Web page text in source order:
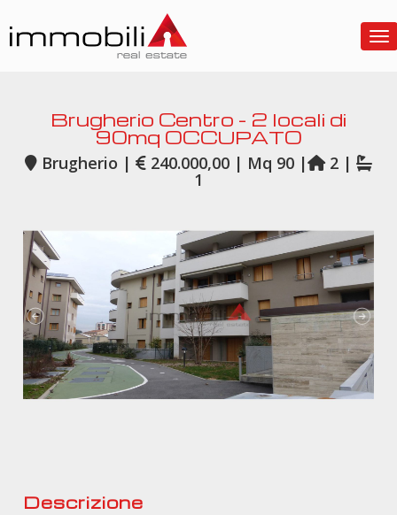
Brugherio Centro - 2 locali di
90mq OCCUPATO
Brugherio | 240.000,00 | Mq 90 | 2 |
1
Descrizione